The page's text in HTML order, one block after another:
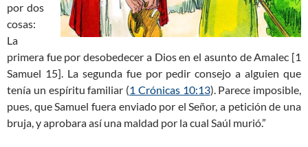
por dos
cosas:
La
primera fue por desobedecer a Dios en el asunto de Amalec [1
Samuel 15]. La segunda fue por pedir consejo a alguien que
tenía un espíritu familiar (1 Crónicas 10:13). Parece imposible,
pues, que Samuel fuera enviado por el Señor, a petición de una
bruja, y aprobara así una maldad por la cual Saúl murió.”